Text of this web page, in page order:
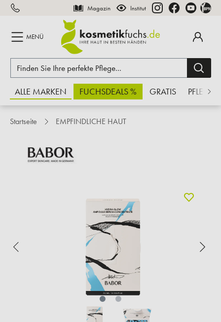
springen Magazin Institut
MENÜ
ALLE MARKEN FUCHSDEALS % GRATIS PFLEGE
Startseite EMPFINDLICHE HAUT